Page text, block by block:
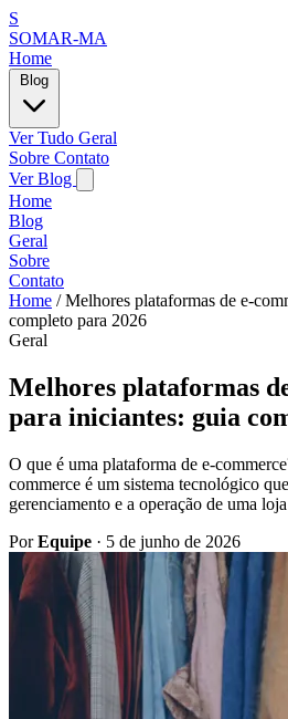
S
SOMAR-MA
Home
Ver Tudo Geral
Sobre Contato
Ver Blog
Home
Blog
Geral
Sobre
Contato
Home / Melhores plataformas de e-
completo para 2026
Geral
Melhores plataformas
para iniciantes: guia
O que é uma plataforma de e-
commerce é um sistema tecnológico
gerenciamento e a operação de uma
PorEquipe · 5 de junho de 2026